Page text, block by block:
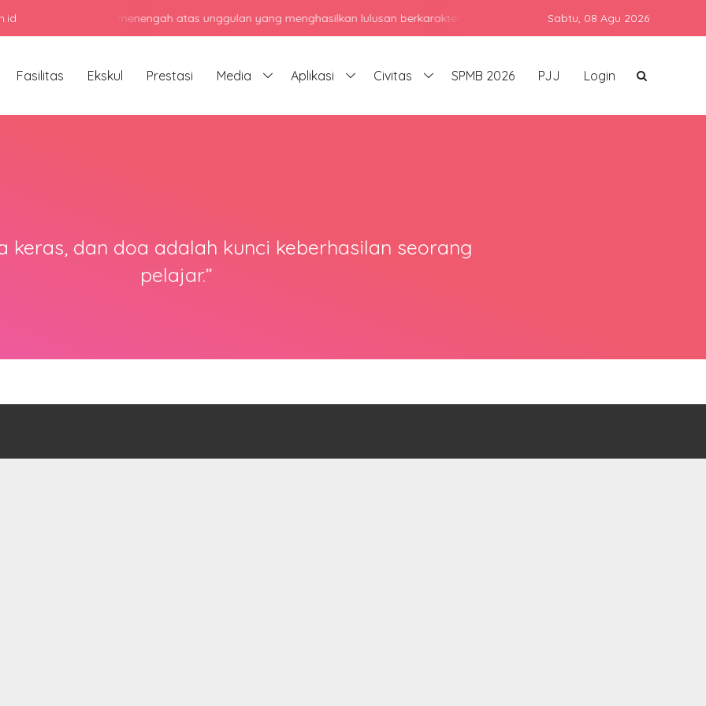
Menjadi sekolah menengah atas unggulan yang menghasilkan lulusan berkarakter, berprestasi, dan siap bersaing di era global
Sabtu, 08 Agu 2026
Fasilitas Ekskul Prestasi Media Aplikasi Civitas SPMB 2026 PJJ Login
keras, dan doa adalah kunci keberhasilan seorang
pelajar.”